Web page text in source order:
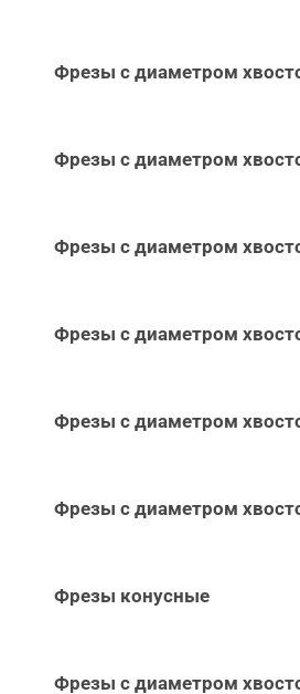
Фрезы с диаметром
Фрезы с диаметром
Фрезы с диаметром
Фрезы с диаметром
Фрезы с диаметром
Фрезы с диаметром
Фрезы конусные
Фрезы с диаметром